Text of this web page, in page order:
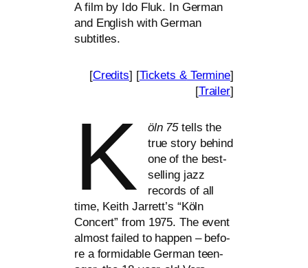
A film by Ido Fluk. In German
and English with German
subtitles.
[Credits] [Tickets &Termine]
[Trailer]
K öln 75tells the
true sto­ry behind
one of the best-
sel­ling jazz
records of all
time, Keith Jarrett’s “Köln
Concert” from 1975. The event
almost fai­led to hap­pen – befo­
re a for­mi­da­ble German teen­